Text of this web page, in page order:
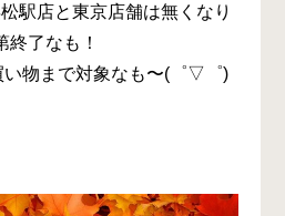
駅店と東京店舗は無くなり
終了なも！
い物まで対象なも〜(゜▽゜)